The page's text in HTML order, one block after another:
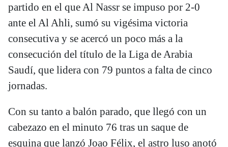
partido en el que Al Nassr se impuso por 2-0
ante el Al Ahli, sumó su vigésima victoria
consecutiva y se acercó un poco más a la
consecución del título de la Liga de Arabia
Saudí, que lidera con 79 puntos a falta de cinco
jornadas.
Con su tanto a balón parado, que llegó con un
cabezazo en el minuto 76 tras un saque de
esquina que lanzó Joao Félix, el astro luso anotó